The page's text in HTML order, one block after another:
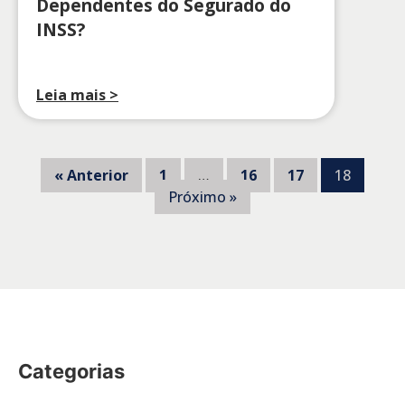
Dependentes do Segurado do
INSS?
Leia mais >
« Anterior 1 … 16 17
18
Próximo »
Categorias